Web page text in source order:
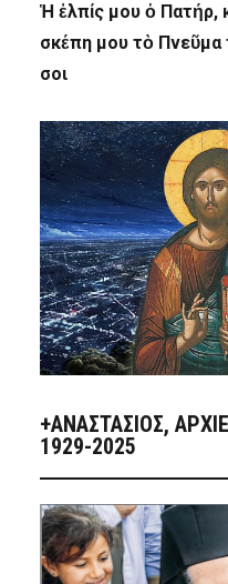
Ἡ ἐλπίς μου ὁ Πατήρ,
σκέπη μου τὸ Πνεῦμα
σοι
+ΑΝΑΣΤΆΣΙΟΣ,
1929-2025